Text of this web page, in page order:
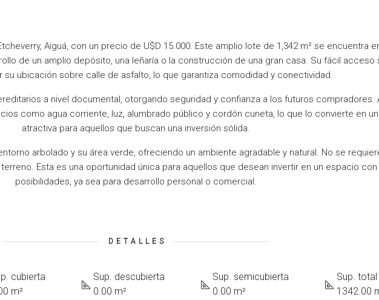
Aiguá, con un precio de U$D 15.000. Este amplio lote de 1,342 m² se encuentra
de un amplio depósito, una leñaría o la construcción de una gran casa. Su fácil acceso
su ubicación sobre calle de asfalto, lo que garantiza comodidad y conectividad.
a nivel documental, otorgando seguridad y confianza a los futuros compradores.
como agua corriente, luz, alumbrado público y cordón cuneta, lo que lo convierte en
atractiva para aquellos que buscan una inversión sólida.
arbolado y su área verde, ofreciendo un ambiente agradable y natural. No se
Esta es una oportunidad única para aquellos que desean invertir en un espacio
posibilidades, ya sea para desarrollo personal o comercial.
DETALLES
cubierta
m²
Sup. descubierta
0.00 m²
Sup. semicubierta
0.00 m²
Sup. total
1342.00